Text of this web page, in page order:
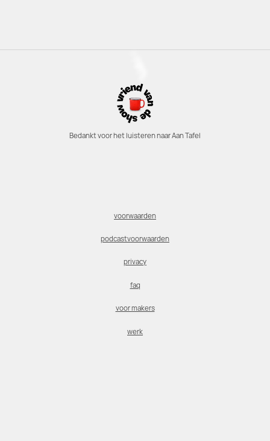
Bedankt voor het luisteren naar Aan Tafel
voorwaarden
podcastvoorwaarden
privacy
faq
voor makers
werk